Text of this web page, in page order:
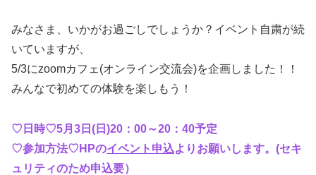
みなさま、いかがお過ごしでしょうか？イベント自粛が続
いていますが、
5/3にzoomカフェ(オンライン交流会)を企画しました！！
みんなで初めての体験を楽しもう！
♡日時♡5月3日(日)20：00～20：40予定
♡参加方法♡HPのイベント申込よりお願いします。(セキ
ュリティのため申込要）